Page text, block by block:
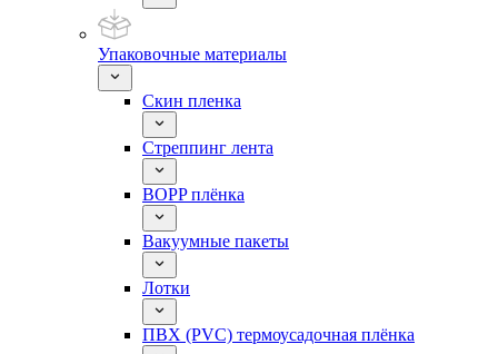
Упаковочные материалы
Скин пленка
Стреппинг лента
BOPP плёнка
Вакуумные пакеты
Лотки
ПВХ (PVC) термоусадочная плёнка